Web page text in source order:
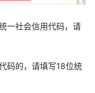
一社会信用代码，请
码的，请填写18位统